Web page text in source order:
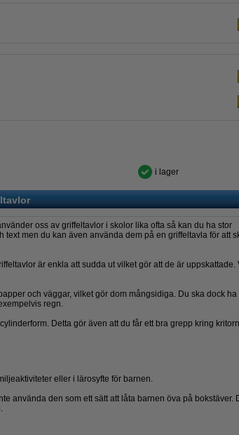
i lager
oss av griffeltavlor i skolor lika ofta så kan du ha stor
men du kan även använda dem på en griffeltavla för att
är enkla att sudda ut vilket gör att de är uppskattade.
och väggar, vilket gör dom mångsidiga. Du ska dock ha
regn.
Detta gör även att du får ett bra grepp kring
eller i lärosyfte för barnen.
använda den som ett sätt att låta barnen öva på bokstäver.